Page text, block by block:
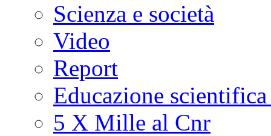
Scienza e società
Video
Report
Educazione
5 X Mille al Cnr